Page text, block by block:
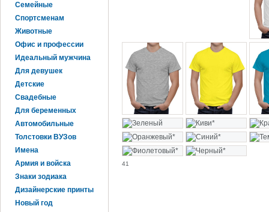
Семейные
Спортсменам
Животные
Офис и профессии
Идеальный мужчина
Для девушек
Детские
Свадебные
Для беременных
Автомобильные
Толстовки ВУЗов
Имена
Армия и войска
Знаки зодиака
Дизайнерские принты
Новый год
41